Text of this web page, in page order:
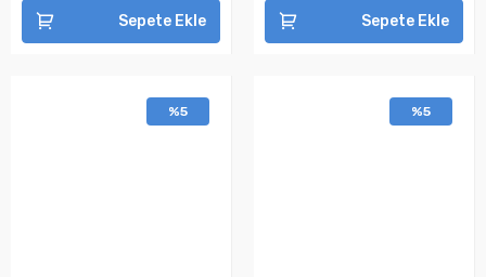
Sepete Ekle Sepete Ekle
%5 %5